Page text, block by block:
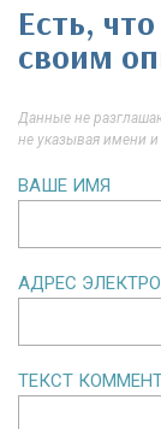
Есть,
своим
Данные не
не указывая имени
ВАШЕ ИМЯ
АДРЕС
ТЕКСТ